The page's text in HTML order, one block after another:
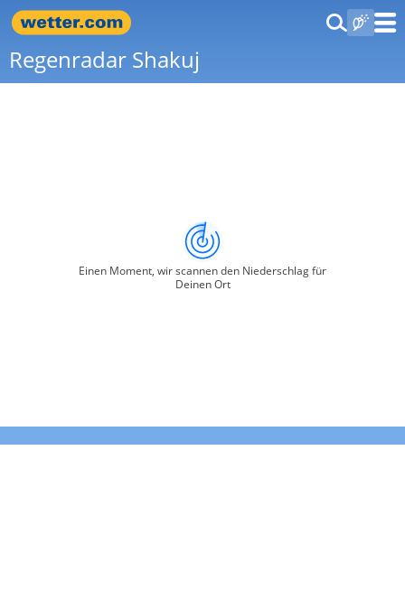
Regenradar Shakuj
Einen Moment, wir scannen den Niederschlag für
Deinen Ort